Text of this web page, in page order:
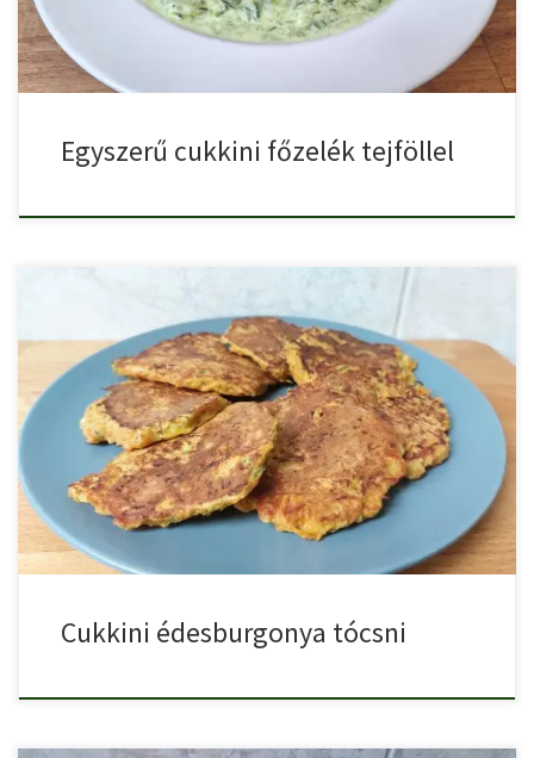
Egyszerű cukkini főzelék tejföllel
Cukkini édesburgonya tócsni, egy finom, különleges húsmentes
cukkini recept.
Cukkini édesburgonya tócsni